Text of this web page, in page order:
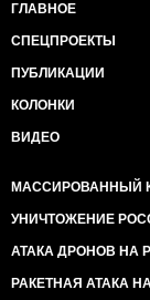
ГЛАВНОЕ
СПЕЦПРОЕКТЫ
ПУБЛИКАЦИИ
КОЛОНКИ
ВИДЕО
МАССИРОВАННЫЙ
УНИЧТОЖЕНИЕ
АТАКА ДРОНОВ НА
РАКЕТНАЯ АТАКА